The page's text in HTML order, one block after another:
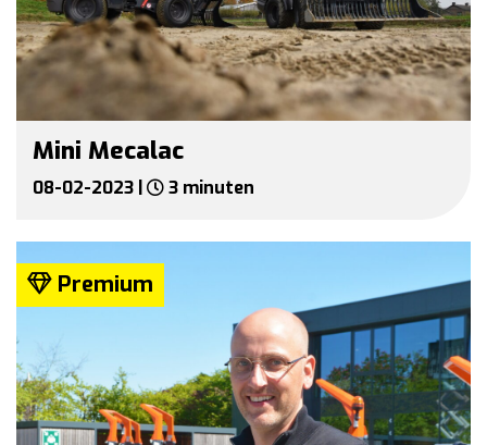
Mini Mecalac
08-02-2023 | 3 minuten
Premium